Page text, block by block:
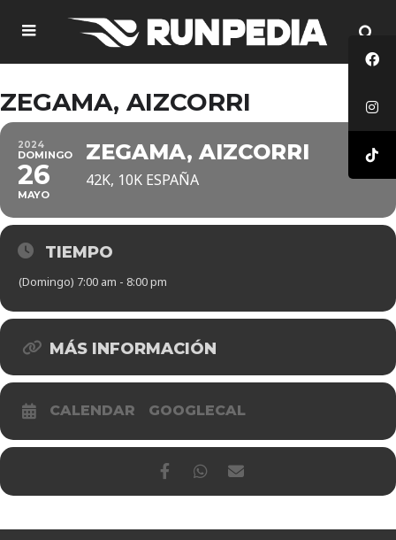
ZEGAMA, AIZCORRI
2024
DOMINGO
26
MAYO
ZEGAMA, AIZCORRI
42K, 10K ESPAÑA
TIEMPO
(Domingo) 7:00 am - 8:00 pm
MÁS INFORMACIÓN
CALENDAR GOOGLECAL